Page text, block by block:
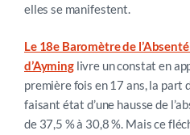
elles se manifestent.
Le 18e Baromètre de
d’Ayminglivre un constat en
première fois en 17 ans, la part
faisant état d’une hausse de
de 37,5 % à 30,8 %. Mais ce